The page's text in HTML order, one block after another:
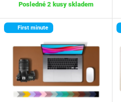
Posledné 2 kusy skladem
First minute